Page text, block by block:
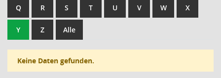
Q R S T U V W X
Y Z Alle
Keine Daten gefunden.